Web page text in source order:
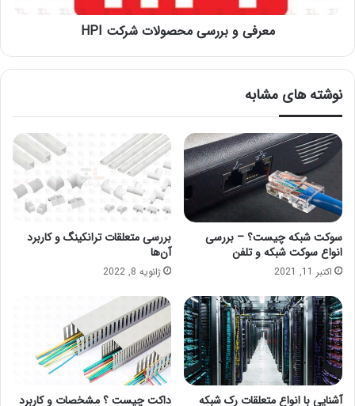
معرفی و بررسی محصولات شرکت HPI
نوشته های مشابه
سوکت شبکه چیست؟ – بررسی
انواع سوکت شبکه و تلفن
اکتبر 11, 2021
بررسی متعلقات ترانکینگ و کاربرد
آن‌ها
ژانویه 8, 2022
آشنایی با انواع متعلقات رک شبکه داکت چیست ؟ مشخصات و کاربرد